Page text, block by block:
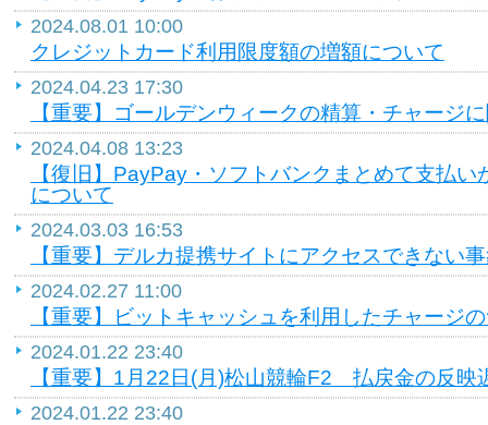
2024.08.01 10:00
クレジットカード利用限度額の増額について
2024.04.23 17:30
【重要】ゴールデンウィークの精算・チャージ
2024.04.08 13:23
【復旧】PayPay・ソフトバンクまとめて支払
について
2024.03.03 16:53
【重要】デルカ提携サイトにアクセスできない
2024.02.27 11:00
【重要】ビットキャッシュを利用したチャージ
2024.01.22 23:40
【重要】1月22日(月)松山競輪F2 払戻金の反映
2024.01.22 23:40